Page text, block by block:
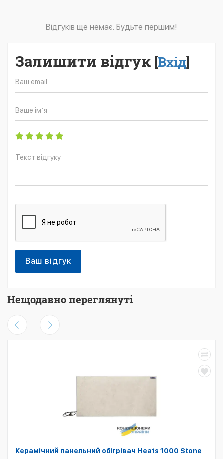
Відгуків ще немає. Будьте першим!
Залишити відгук [Вхід]
Ваш відгук
Нещодавно переглянуті
Керамічний панельний обігрівач Heats 1000 Stone